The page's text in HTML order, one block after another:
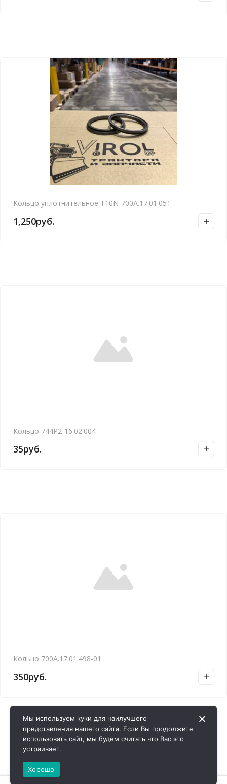
Кольцо уплотнительное Т10N-700А.17.01.051
1,250руб.
Кольцо 744Р2-16.02.004
35руб.
Кольцо 700А.17.01.498-01
350руб.
Мы используем куки для наилучшего
представления нашего сайта. Если Вы продолжите
использовать сайт, мы будем считать что Вас это
устраивает.
Хорошо